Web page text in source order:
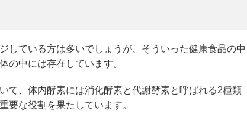
している方は多いでしょうが、そういった健康食品の中
の中には存在しています。
て、体内酵素には消化酵素と代謝酵素と呼ばれる2種類
要な役割を果たしています。